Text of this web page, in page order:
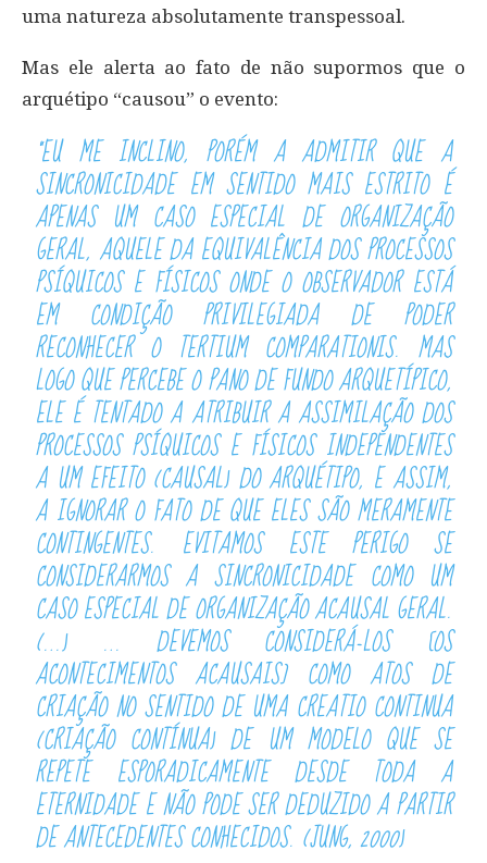
uma natureza absolutamente transpessoal.
Mas ele alerta ao fato de não supormos que o
arquétipo “causou” o evento:
“EU ME INCLINO, PORÉM A ADMITIR QUE A
SINCRONICIDADE EM SENTIDO MAIS ESTRITO É
APENAS UM CASO ESPECIAL DE ORGANIZAÇÃO
GERAL, AQUELE DA EQUIVALÊNCIA DOS PROCESSOS
PSÍQUICOS E FÍSICOS ONDE O OBSERVADOR ESTÁ
EM CONDIÇÃO PRIVILEGIADA DE PODER
RECONHECER O TERTIUM COMPARATIONIS. MAS
LOGO QUE PERCEBE O PANO DE FUNDO ARQUETÍPICO,
ELE É TENTADO A ATRIBUIR A ASSIMILAÇÃO DOS
PROCESSOS PSÍQUICOS E FÍSICOS INDEPENDENTES
A UM EFEITO (CAUSAL) DO ARQUÉTIPO, E ASSIM,
A IGNORAR O FATO DE QUE ELES SÃO MERAMENTE
CONTINGENTES. EVITAMOS ESTE PERIGO SE
CONSIDERARMOS A SINCRONICIDADE COMO UM
CASO ESPECIAL DE ORGANIZAÇÃO ACAUSAL GERAL.
(…) … DEVEMOS CONSIDERÁ-LOS [OS
ACONTECIMENTOS ACAUSAIS] COMO ATOS DE
CRIAÇÃO NO SENTIDO DE UMA CREATIO CONTINUA
(CRIAÇÃO CONTÍNUA) DE UM MODELO QUE SE
REPETE ESPORADICAMENTE DESDE TODA A
ETERNIDADE E NÃO PODE SER DEDUZIDO A PARTIR
DE ANTECEDENTES CONHECIDOS. (JUNG, 2000)